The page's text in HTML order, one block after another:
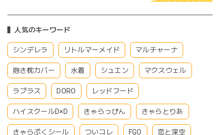
人気のキーワード
シンデレラ リトルマーメイド マルチャーナ
抱き枕カバー 水着 シュエン マクスウェル
ラプラス DORO レッドフード
ハイスクールD×D きゃらっぴん きゃらとりあ
きゃらぷくシール ついコレ FGO 恋と深空